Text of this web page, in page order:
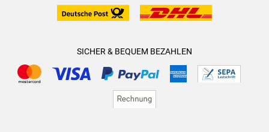
SICHER & BEQUEM BEZAHLEN